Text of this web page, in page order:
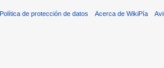
Política de protección de datos Acerca de WikiPía